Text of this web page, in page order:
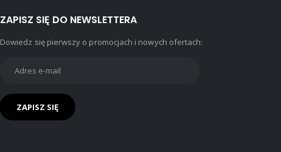
ZAPISZ SIĘ DO NEWSLETTERA
Dowiedz się pierwszy o promocjach i nowych ofertach: